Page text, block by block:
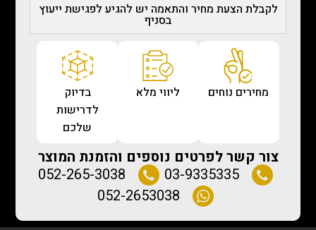
לקבלת הצעת מחיר והתאמה יש להגיע לפגישת ייעוץ
בסניף
מחירים נוחים ליווי מלא
בדיוק
לדרישות
שלכם
צור קשר לפרטים נוספים והזמנת המוצר
03-9335335
052-265-3038
052-2653038